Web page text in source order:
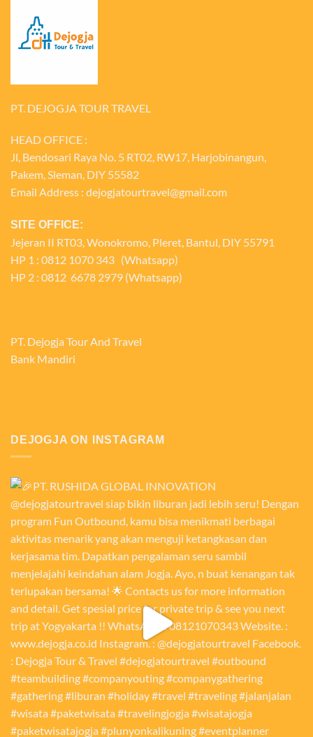
PT. DEJOGJA TOUR TRAVEL
HEAD OFFICE :
Jl, Bendosari Raya No. 5 RT02, RW17, Harjobinangun,
Pakem, Sleman, DIY 55582
Email Address : dejogjatourtravel@gmail.com
SITE OFFICE:
Jejeran II RT03, Wonokromo, Pleret, Bantul, DIY 55791
HP 1 : 0812 1070 343 (Whatsapp)
HP 2 : 0812 6678 2979 (Whatsapp)
PT. Dejogja Tour And Travel
Bank Mandiri
DEJOGJA ON INSTAGRAM